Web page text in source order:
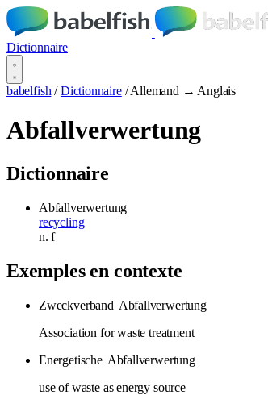
Dictionnaire
babelfish / Dictionnaire / Allemand → Anglais
Abfallverwertung
Dictionnaire
Abfallverwertung
recycling
n.f
Exemples en contexte
Zweckverband Abfallverwertung
Association for waste treatment
Energetische Abfallverwertung
use of waste as energy source